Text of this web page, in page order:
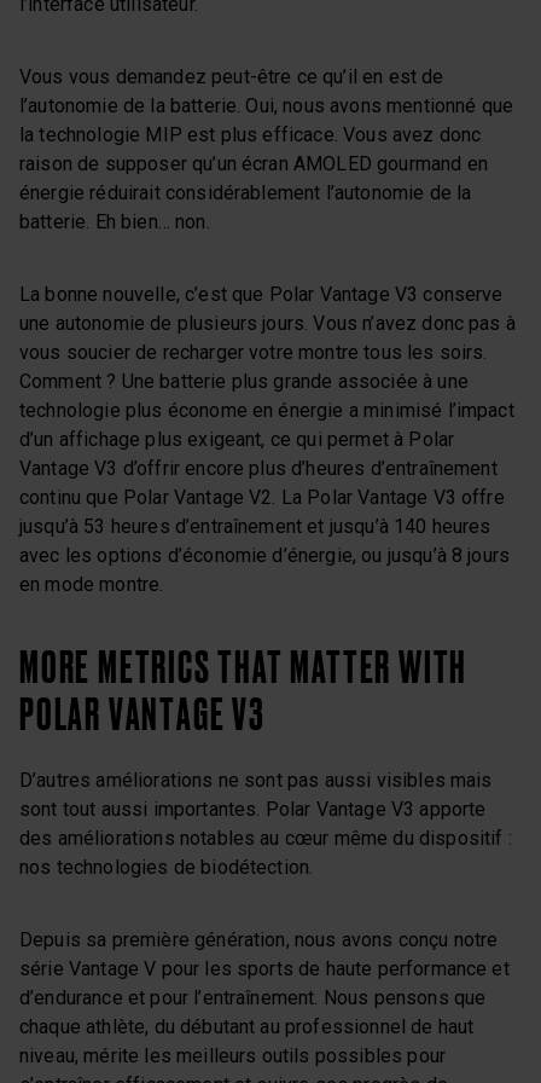
Vous vous demandez peut-être ce qu’il en est de
l’autonomie de la batterie. Oui, nous avons mentionné que
la technologie MIP est plus efficace. Vous avez donc
raison de supposer qu’un écran AMOLED gourmand en
énergie réduirait considérablement l’autonomie de la
batterie. Eh bien… non.
La bonne nouvelle, c’est que Polar Vantage V3 conserve
une autonomie de plusieurs jours. Vous n’avez donc pas à
vous soucier de recharger votre montre tous les soirs.
Comment ? Une batterie plus grande associée à une
technologie plus économe en énergie a minimisé l’impact
d’un affichage plus exigeant, ce qui permet à Polar
Vantage V3 d’offrir encore plus d’heures d’entraînement
continu que Polar Vantage V2. La Polar Vantage V3 offre
jusqu’à 53 heures d’entraînement et jusqu’à 140 heures
avec les options d’économie d’énergie, ou jusqu’à 8 jours
en mode montre.
MORE METRICS THAT MATTER WITH
POLAR VANTAGE V3
D’autres améliorations ne sont pas aussi visibles mais
sont tout aussi importantes. Polar Vantage V3 apporte
des améliorations notables au cœur même du dispositif :
nos technologies de biodétection.
Depuis sa première génération, nous avons conçu notre
série Vantage V pour les sports de haute performance et
d’endurance et pour l’entraînement. Nous pensons que
chaque athlète, du débutant au professionnel de haut
niveau, mérite les meilleurs outils possibles pour